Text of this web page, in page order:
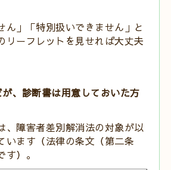
ん」「特別扱いできません」 と
リーフレットを見せれば大丈夫
、診断書は用意しておいた方
、障害者差別解消法の対象が以
います（法律の条文（第二条
）。